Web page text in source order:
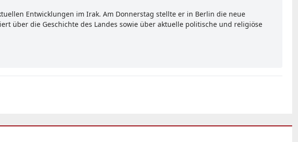
Entwicklungen im Irak. Am Donnerstag stellte er in Berlin die neue
über die Geschichte des Landes sowie über aktuelle politische und religiöse